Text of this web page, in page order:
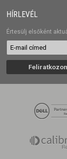
HÍRLEVÉL
Értesülj elsőként